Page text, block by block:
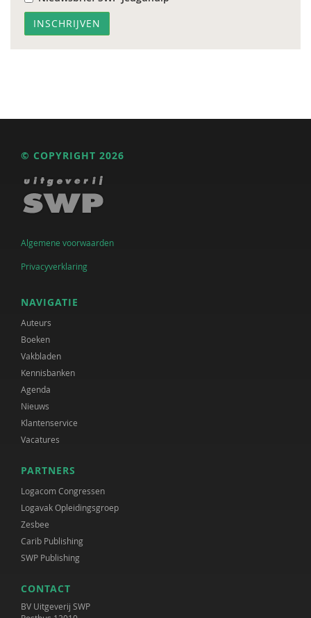
© COPYRIGHT 2026
Algemene voorwaarden
Privacyverklaring
NAVIGATIE
Auteurs
Boeken
Vakbladen
Kennisbanken
Agenda
Nieuws
Klantenservice
Vacatures
PARTNERS
Logacom Congressen
Logavak Opleidingsgroep
Zesbee
Carib Publishing
SWP Publishing
CONTACT
BV Uitgeverij SWP